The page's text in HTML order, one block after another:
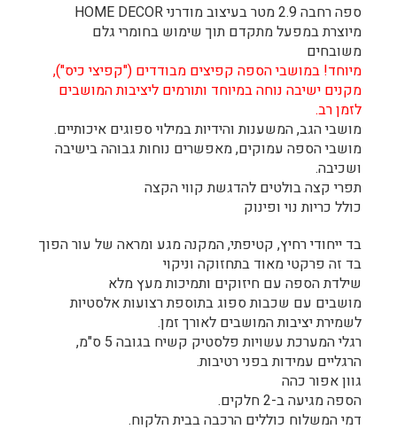
ספה רחבה 2.9 מטר בעיצוב מודרני HOME DECOR
מיוצרת במפעל מתקדם תוך שימוש בחומרי גלם
משובחים
מיוחד! במושבי הספה קפיצים מבודדים ("קפיצי כיס"),
מקנים ישיבה נוחה במיוחד ותורמים ליציבות המושבים
לזמן רב.
מושבי הגב, המשענות והידיות במילוי ספוגים איכותיים.
מושבי הספה עמוקים, מאפשרים נוחות גבוהה בישיבה
ושכיבה.
תפרי קצה בולטים להדגשת קווי הקצה
כולל כריות נוי ופינוק
בד ייחודי רחיץ, קטיפתי, המקנה מגע ומראה של עור הפוך
בד זה פרקטי מאוד בתחזוקה וניקוי
שילדת הספה עם חיזוקים ותמיכות מעץ מלא
מושבים עם שכבות ספוג בתוספת רצועות אלסטיות
לשמירת יציבות המושבים לאורך זמן.
רגלי המערכת עשויות פלסטיק קשיח בגובה 5 ס"מ,
הרגליים עמידות בפני רטיבות.
גוון אפור כהה
הספה מגיעה ב-2 חלקים.
דמי המשלוח כוללים הרכבה בבית הלקוח.